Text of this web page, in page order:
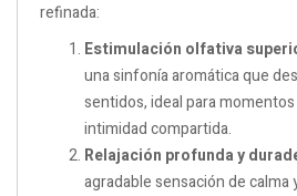
refinada:
Estimulación olfativa
una sinfonía aromática que
sentidos, ideal para
intimidad compartida.
Relajación profunda y
agradable sensación de